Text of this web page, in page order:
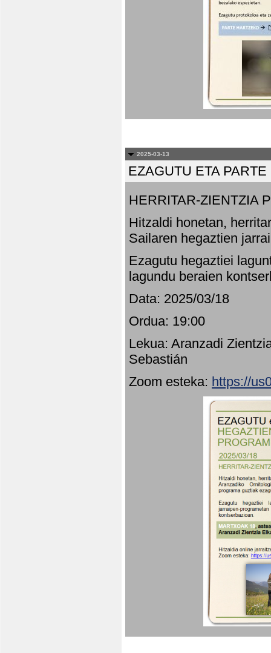
2025-03-13
EZAGUTU ETA
HERRITAR-ZIENTZIA
Hitzaldi honetan,
Sailaren hegaztien
Ezagutu hegaztiei
lagundu beraien
Data: 2025/03/18
Ordua: 19:00
Lekua: Aranzadi
Sebastián
Zoom esteka: https://